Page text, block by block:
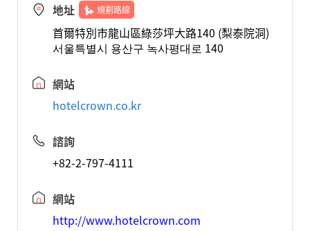
地址 規劃路線
首爾特別市龍山區綠莎坪大路140 (梨泰院洞)
서울특별시 용산구 녹사평대로 140
網站
hotelcrown.co.kr
諮詢
+82-2-797-4111
網站
http://www.hotelcrown.com